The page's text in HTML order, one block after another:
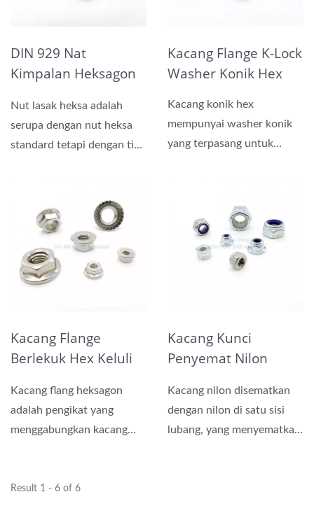
DIN 929 Nat
Kimpalan Heksagon
/ A4
Nut lasak heksa adalah
serupa dengan nut heksa
standard tetapi dengan tiga
Kacang Flange K-Lock
Washer Konik Hex
Kacang konik hex
mempunyai washer konik
yang terpasang untuk
Kacang Flange
Berlekuk Hex Keluli
6923, IFI
Kacang flang heksagon
adalah pengikat yang
menggabungkan kacang
Kacang Kunci
Penyemat Nilon
DIN 6924
Kacang nilon disematkan
dengan nilon di satu sisi
lubang, yang menyematkan
Result 1 - 6 of 6